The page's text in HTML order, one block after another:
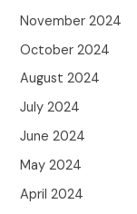
November 2024
October 2024
August 2024
July 2024
June 2024
May 2024
April 2024